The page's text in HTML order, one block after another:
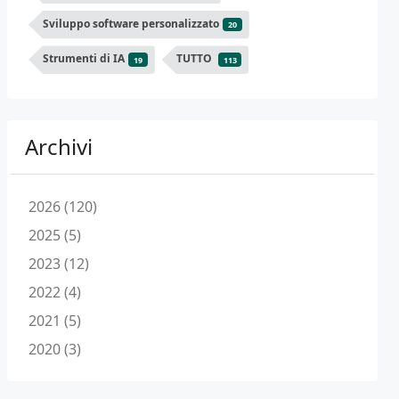
Sviluppo software personalizzato 20
Strumenti di IA 19 TUTTO 113
Archivi
2026 (120)
2025 (5)
2023 (12)
2022 (4)
2021 (5)
2020 (3)